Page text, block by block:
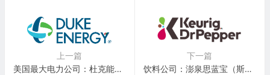
上一篇
美国最大电力公司：杜克能源 Duke Energy Corp.(DUK)
下一篇
饮料公司：澎泉思蓝宝（斯耐普博士集团）Dr Pepper Snapple(DPS)